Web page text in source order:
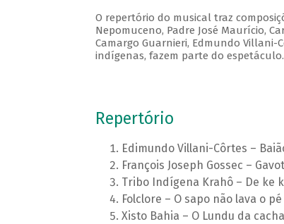
O repertório do musical traz
Nepomuceno, Padre José Maurício,
Camargo Guarnieri, Edmundo Villani-
indígenas, fazem parte do espetáculo.
Repertório
Edimundo Villani-Côrtes –
François Joseph Gossec –
Tribo Indígena Krahô – De ke
Folclore – O sapo não lava o pé
Xisto Bahia – O Lundu da